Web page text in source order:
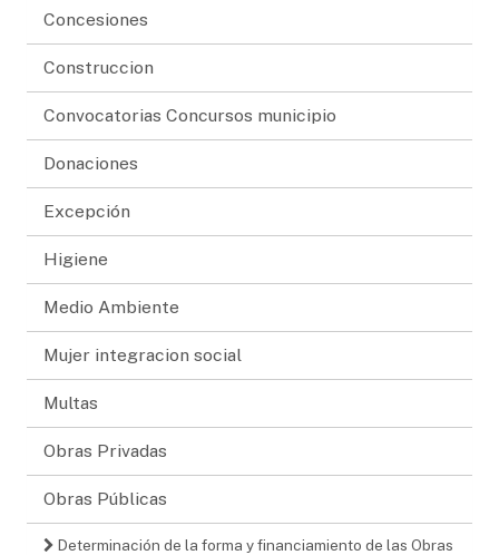
Concesiones
Construccion
Convocatorias Concursos municipio
Donaciones
Excepción
Higiene
Medio Ambiente
Mujer integracion social
Multas
Obras Privadas
Obras Públicas
Determinación de la forma y financiamiento de las Obras